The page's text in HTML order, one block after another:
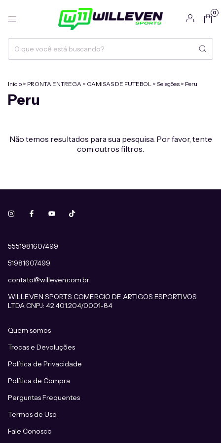
0
Início > PRONTA ENTREGA > CAMISAS DE FUTEBOL > Seleções > Peru
Peru
Não temos resultados para sua pesquisa. Por favor, tente
com outros filtros.
5551981607499
51981607499
contato@willeven.com.br
WILLEVEN SPORTS COMERCIO DE ARTIGOS ESPORTIVOS
LTDA CNPJ: 42.401.204/0001-84
Quem somos
Trocas e Devoluções
Política de Privacidade
Política de Compra
Perguntas Frequentes
Termos de Uso
Fale Conosco